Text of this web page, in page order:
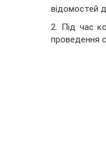
відомостей
2. Під час
проведення